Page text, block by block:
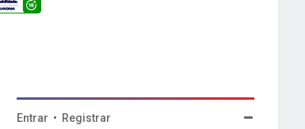
Entrar • Registrar